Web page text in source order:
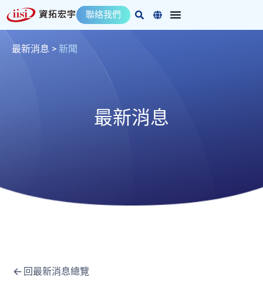
至
主
聯絡我們
最新消息 > 新聞
最新消息
回最新消息總覽